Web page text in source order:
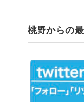
桃野からの